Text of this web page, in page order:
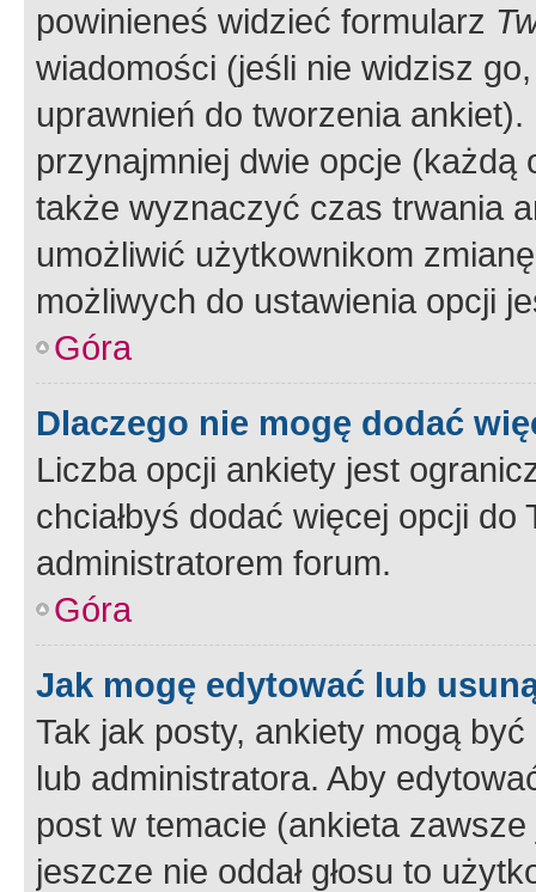
powinieneś widzieć formularz
wiadomości (jeśli nie widzisz
uprawnień do tworzenia
przynajmniej dwie opcje
także wyznaczyć czas trwania
umożliwić użytkownikom
możliwych do ustawienia opcji
Góra
Dlaczego nie mogę dodać
Liczba opcji ankiety jest
chciałbyś dodać więcej opcji
administratorem forum.
Góra
Jak mogę edytować lub
Tak jak posty, ankiety mogą
lub administratora. Aby
post w temacie (ankieta
jeszcze nie oddał głosu to